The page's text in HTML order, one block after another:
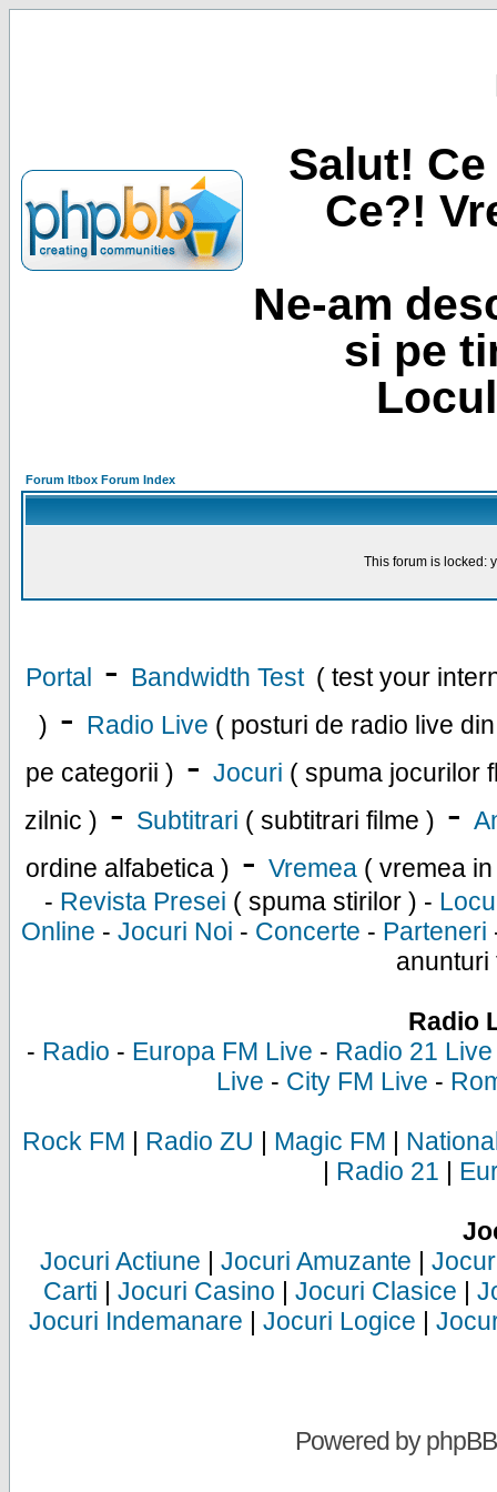
Salut!
Ce?!
Ne-am
si pe
Forum Itbox Forum Index
This forum is locked:
Portal - Bandwidth Test ( test your
) - Radio Live ( posturi de radio live
pe categorii ) - Jocuri ( spuma jocurilor
zilnic ) - Subtitrari ( subtitrari filme ) -
ordine alfabetica ) - Vremea ( vremea
- Revista Presei ( spuma stirilor ) -
Online - Jocuri Noi - Concerte - Parteneri
anunturi
Radio
- Radio - Europa FM Live - Radio 21 Live
Live - City FM Live -
Rock FM | Radio ZU | Magic FM |
| Radio 21 |
Jocuri Actiune | Jocuri Amuzante |
Carti | Jocuri Casino | Jocuri Clasice |
Jocuri Indemanare | Jocuri Logice |
Powered byphpBB